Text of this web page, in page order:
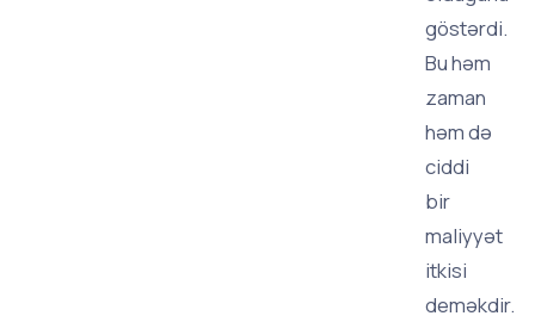
göstərdi.
Bu həm
zaman
həm də
ciddi
bir
maliyyət
itkisi
deməkdir.